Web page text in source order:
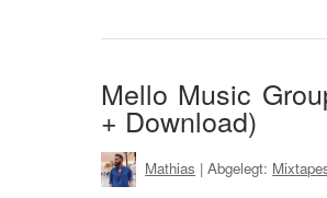
Mello Music
+ Download)
Mathias | Abgelegt: